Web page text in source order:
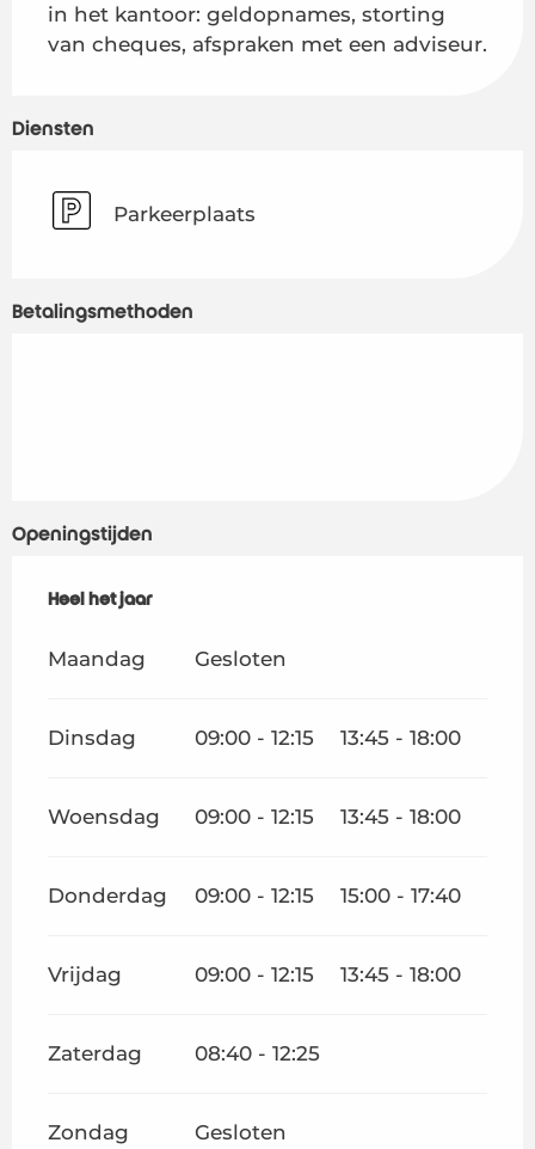
in het kantoor: geldopnames, storting
van cheques, afspraken met een adviseur.
Diensten
Parkeerplaats
Betalingsmethoden
Openingstijden
Heel het jaar
Heel het jaar
Maandag Gesloten
Dinsdag 09:00 - 12:15 13:45 - 18:00
Woensdag 09:00 - 12:15 13:45 - 18:00
Donderdag 09:00 - 12:15 15:00 - 17:40
Vrijdag 09:00 - 12:15 13:45 - 18:00
Zaterdag 08:40 - 12:25
Zondag Gesloten